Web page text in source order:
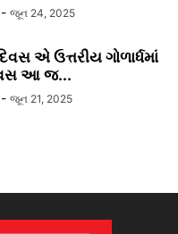
- જૂન 24, 2025
એ ઉત્તરીય ગોળાર્ધમાં
આ જ...
- જૂન 21, 2025